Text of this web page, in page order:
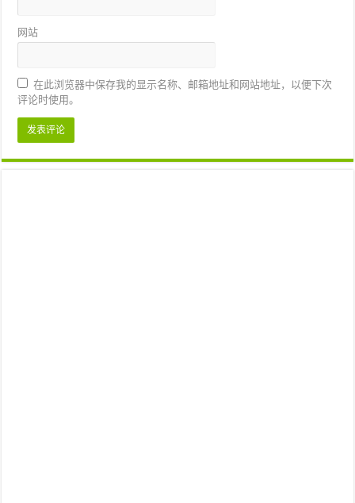
网站
在此浏览器中保存我的显示名称、邮箱地址和网站地址，以便下次
评论时使用。